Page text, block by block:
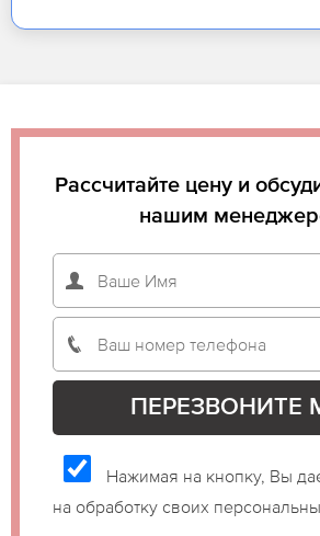
Рассчитайте цену и
нашим
Нажимая на кнопку, Вы
на обработку своих